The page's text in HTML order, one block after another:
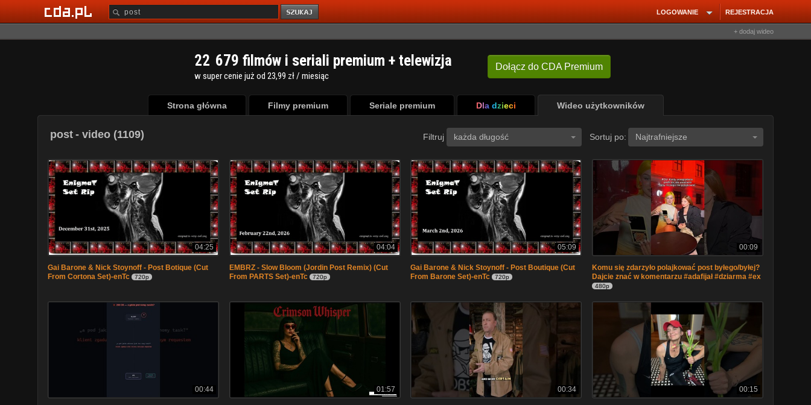
REJESTRACJA
LOGOWANIE
+ dodaj wideo
Dołącz do CDA Premium
22 679 filmów i seriali premium + telewizja
w super cenie już od 23,99 zł / miesiąc
Strona główna Filmy premium Seriale premium Dla dzieci Wideo użytkowników
post - video (1109) Filtruj każda długość Sortuj po: Najtrafniejsze
04:25
Gai Barone & Nick Stoynoff - Post Botique (Cut
From Cortona Set)-enTc
720p
04:04
EMBRZ - Slow Bloom (Jordin Post Remix) (Cut
From PARTS Set)-enTc
720p
05:09
Gai Barone & Nick Stoynoff - Post Boutique (Cut
From Barone Set)-enTc
720p
00:09
Komu się zdarzyło polajkować post byłego/byłej?
Dajcie znać w komentarzu #adafijał #dziarma #ex
480p
00:44 01:57 00:34 00:15